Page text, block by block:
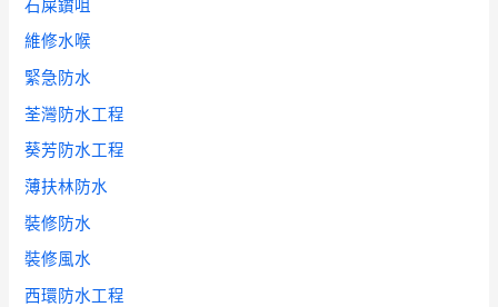
石屎鑽咀
維修水喉
緊急防水
荃灣防水工程
葵芳防水工程
薄扶林防水
裝修防水
裝修風水
西環防水工程